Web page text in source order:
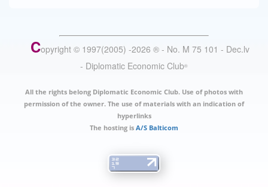
Copyright © 1997(2005) -2026 ® - No. M 75 101 - Dec.lv
- Diplomatic Economic Club®
All the rights belong Diplomatic Economic Club. Use of photos with
permission of the owner. The use of materials with an indication of
hyperlinks
The hosting is A/S Balticom